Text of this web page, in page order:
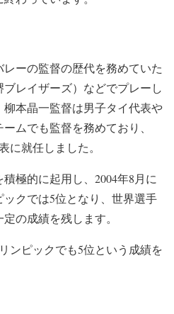
レーの監督の歴代を務めていた
レイザーズ）などでプレーし
本晶一監督は男子タイ代表や
ムでも監督を務めており、
に就任しました。
極的に起用し、2004年8月に
クでは5位となり、世界選手
の成績を残します。
ンピックでも5位という成績を